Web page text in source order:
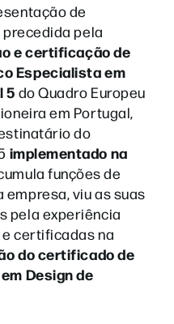
de
pela
e certificação de
Especialista em
5 do Quadro Europeu
em Portugal,
do
implementado na
funções de
viu as suas
pela experiência
certificadas na
do certificado de
Design de